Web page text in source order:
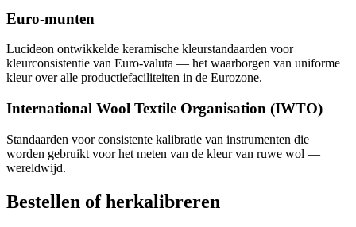
Euro-munten
Lucideon ontwikkelde keramische kleurstandaarden voor
kleurconsistentie van Euro-valuta — het waarborgen van uniforme
kleur over alle productiefaciliteiten in de Eurozone.
International Wool Textile Organisation (IWTO)
Standaarden voor consistente kalibratie van instrumenten die
worden gebruikt voor het meten van de kleur van ruwe wol —
wereldwijd.
Bestellen of herkalibreren